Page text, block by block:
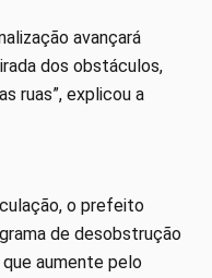
avançará
dos obstáculos,
ruas”, explicou a
o prefeito
de desobstrução
que aumente pelo